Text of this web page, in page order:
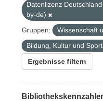
Datenlizenz
by-de)
Gruppen:
Wissenschaft
Bildung, Kultur und Sport
Ergebnisse filtern